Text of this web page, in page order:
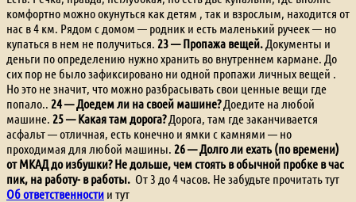
комфортно можно окунуться как детям , так и взрослым, находится от
нас в 4 км. Рядом с домом — родник и есть маленький ручеек — но
купаться в нем не получиться. 23 — Пропажа вещей. Документы и
деньги по определению нужно хранить во внутреннем кармане. До
сих пор не было зафиксировано ни одной пропажи личных вещей .
Но это не значит, что можно разбрасывать свои ценные вещи где
попало.. 24 — Доедем ли на своей машине?Доедите на любой
машине. 25 — Какая там дорога?Дорога, там где заканчивается
асфальт — отличная, есть конечно и ямки с камнями — но
проходимая для любой машины. 26 — Долго ли ехать (по времени)
от МКАД до избушки? Не дольше, чем стоять в обычной пробке в час
пик, на работу- в работы. От 3 до 4 часов. Не забудьте прочитать тут
Об ответственности и тут